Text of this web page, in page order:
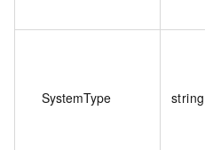
SystemType string